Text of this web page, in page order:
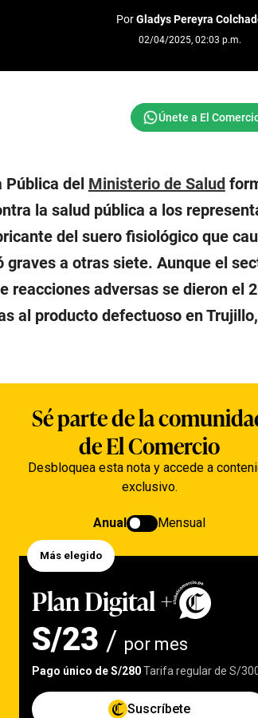
PorGladys Pereyra
02/04/2025, 02:03 p.m.
Pública del Ministerio de Salud
la salud pública a los
del suero fisiológico que
graves a otras siete. Aunque el
reacciones adversas se dieron el
al producto defectuoso en